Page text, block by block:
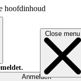
hoofdinhoud
Close menu
Anmelden